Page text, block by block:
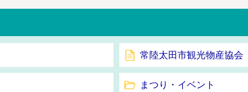
常陸太田市観光物産協会
まつり・イベント